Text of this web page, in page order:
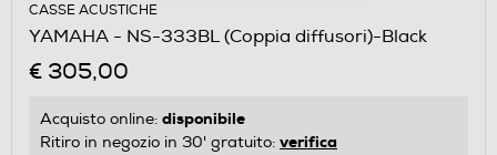
CASSE ACUSTICHE
YAMAHA - NS-333BL (Coppia diffusori)-Black
€ 305,00
Acquisto online: disponibile
Ritiro in negozio in 30' gratuito: verifica